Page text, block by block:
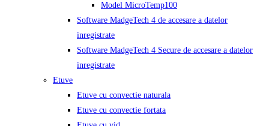
Model MicroTemp100
Software MadgeTech 4 de accesare a datelor
inregistrate
Software MadgeTech 4 Secure de accesare a datelor
inregistrate
Etuve
Etuve cu convectie naturala
Etuve cu convectie fortata